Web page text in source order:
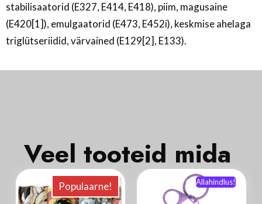
stabilisaatorid (E327, E414, E418), piim, magusaine
(E420[1]), emulgaatorid (E473, E452i), keskmise ahelaga
triglütseriidid, värvained (E129[2], E133).
Veel tooteid mida
Populaarne! Allahindlus!